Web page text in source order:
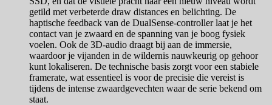
getild met verbeterde draw distances en belichting. De
haptische feedback van de DualSense-controller laat je het
contact van je zwaard en de spanning van je boog fysiek
voelen. Ook de 3D-audio draagt bij aan de immersie,
waardoor je vijanden in de wildernis nauwkeurig op gehoor
kunt lokaliseren. De technische basis zorgt voor een stabiele
framerate, wat essentieel is voor de precisie die vereist is
tijdens de intense zwaardgevechten waar de serie bekend om
staat.